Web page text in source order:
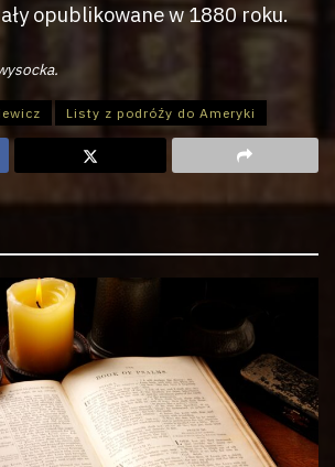
opublikowane w 1880 roku.
Listy z podróży do Ameryki